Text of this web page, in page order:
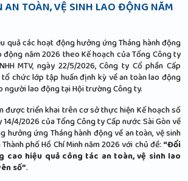
AN TOÀN, VỆ SINH LAO ĐỘNG NĂM
quả các hoạt động hưởng ứng Tháng hành động
động năm 2026 theo Kế hoạch của Tổng Công ty
MTV, ngày 22/5/2026, Công ty Cổ phần Cấp
tổ chức lớp tập huấn định kỳ về an toàn lao động
người lao động tại Hội trường Công ty.
được triển khai trên cơ sở thực hiện Kế hoạch số
14/4/2026 của Tổng Công ty Cấp nước Sài Gòn về
hưởng ứng Tháng hành động về an toàn, vệ sinh
phố Hồ Chí Minh năm 2026 với chủ đề: “Đổi
cao hiệu quả công tác an toàn, vệ sinh lao
số”.